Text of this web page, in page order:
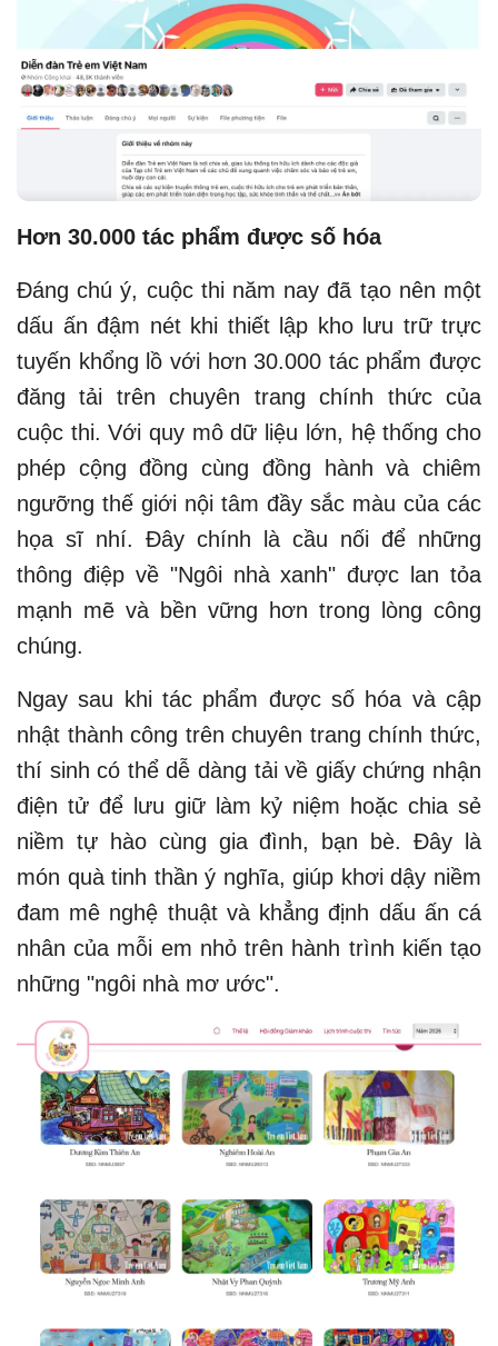
Hơn 30.000 tác phẩm được số hóa
Đáng chú ý, cuộc thi năm nay đã tạo nên một
dấu ấn đậm nét khi thiết lập kho lưu trữ trực
tuyến khổng lồ với hơn 30.000 tác phẩm được
đăng tải trên chuyên trang chính thức của
cuộc thi. Với quy mô dữ liệu lớn, hệ thống cho
phép cộng đồng cùng đồng hành và chiêm
ngưỡng thế giới nội tâm đầy sắc màu của các
họa sĩ nhí. Đây chính là cầu nối để những
thông điệp về "Ngôi nhà xanh" được lan tỏa
mạnh mẽ và bền vững hơn trong lòng công
chúng.
Ngay sau khi tác phẩm được số hóa và cập
nhật thành công trên chuyên trang chính thức,
thí sinh có thể dễ dàng tải về giấy chứng nhận
điện tử để lưu giữ làm kỷ niệm hoặc chia sẻ
niềm tự hào cùng gia đình, bạn bè. Đây là
món quà tinh thần ý nghĩa, giúp khơi dậy niềm
đam mê nghệ thuật và khẳng định dấu ấn cá
nhân của mỗi em nhỏ trên hành trình kiến tạo
những "ngôi nhà mơ ước".